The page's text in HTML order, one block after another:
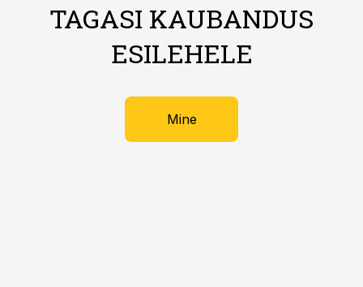
TAGASI KAUBANDUS
ESILEHELE
Mine